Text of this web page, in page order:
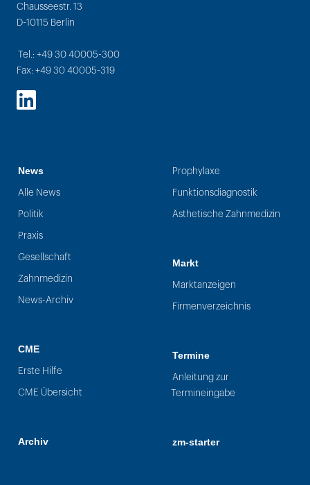
Chausseestr. 13
D-10115 Berlin
Tel.: +49 30 40005-300
Fax: +49 30 40005-319
LinkedIn
News
Alle News
Politik
Praxis
Gesellschaft
Zahnmedizin
News-Archiv
CME
Erste Hilfe
CME Übersicht
Archiv
Prophylaxe
Funktionsdiagnostik
Ästhetische Zahnmedizin
Markt
Marktanzeigen
Firmenverzeichnis
Termine
Anleitung zur
Termineingabe
zm-starter